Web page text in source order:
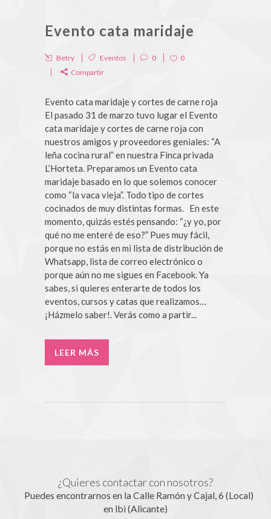
Evento cata maridaje
Betry Eventos 0
0
Compartir
Evento cata maridaje y cortes de carne roja
El pasado 31 de marzo tuvo lugar el Evento
cata maridaje y cortes de carne roja con
nuestros amigos y proveedores geniales: “A
leña cocina rural” en nuestra Finca privada
L’Horteta. Preparamos un Evento cata
maridaje basado en lo que solemos conocer
como “la vaca vieja”. Todo tipo de cortes
cocinados de muy distintas formas. En este
momento, quizás estés pensando: “¿y yo, por
qué no me enteré de eso?” Pues muy fácil,
porque no estás en mi lista de distribución de
Whatsapp, lista de correo electrónico o
porque aún no me sigues en Facebook. Ya
sabes, si quieres enterarte de todos los
eventos, cursos y catas que realizamos…
¡Házmelo saber!. Verás como a partir...
LEER MÁS
¿Quieres contactar con nosotros?
Puedes encontrarnos en la Calle Ramón y Cajal, 6 (Local)
en Ibi (Alicante)